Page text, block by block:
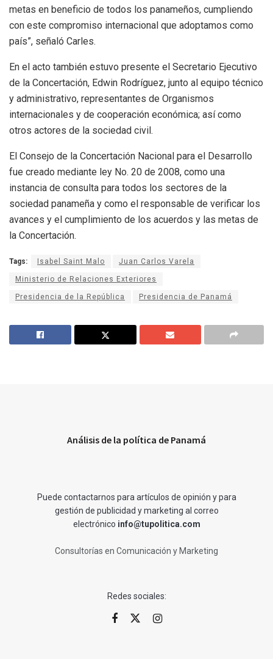
metas en beneficio de todos los panameños, cumpliendo
con este compromiso internacional que adoptamos como
país”, señaló Carles.
En el acto también estuvo presente el Secretario Ejecutivo
de la Concertación, Edwin Rodríguez, junto al equipo técnico
y administrativo, representantes de Organismos
internacionales y de cooperación económica; así como
otros actores de la sociedad civil.
El Consejo de la Concertación Nacional para el Desarrollo
fue creado mediante ley No. 20 de 2008, como una
instancia de consulta para todos los sectores de la
sociedad panameña y como el responsable de verificar los
avances y el cumplimiento de los acuerdos y las metas de
la Concertación.
Tags: Isabel Saint Malo Juan Carlos Varela
Ministerio de Relaciones Exteriores
Presidencia de la República Presidencia de Panamá
Análisis de la política de Panamá
Puede contactarnos para artículos de opinión y para
gestión de publicidad y marketing al correo
electrónico info@tupolitica.com
Consultorías en Comunicación y Marketing
Redes sociales: